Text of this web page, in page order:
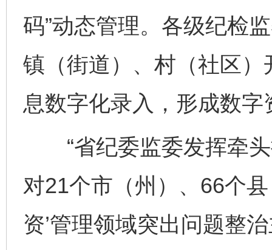
码”动态管理。各级纪检
镇（街道）、村（社区）
息数字化录入，形成数字
“省纪委监委发挥牵头
对21个市（州）、66个
资’管理领域突出问题整